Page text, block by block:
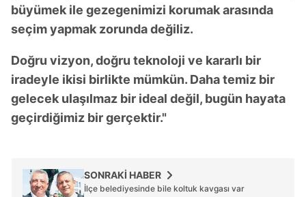
büyümek ile gezegenimizi korumak arasında
seçim yapmak zorunda değiliz.
Doğru vizyon, doğru teknoloji ve kararlı bir
iradeyle ikisi birlikte mümkün. Daha temiz bir
gelecek ulaşılmaz bir ideal değil, bugün hayata
geçirdiğimiz bir gerçektir."
SONRAKİ HABER
İlçe belediyesinde bile koltuk kavgası var